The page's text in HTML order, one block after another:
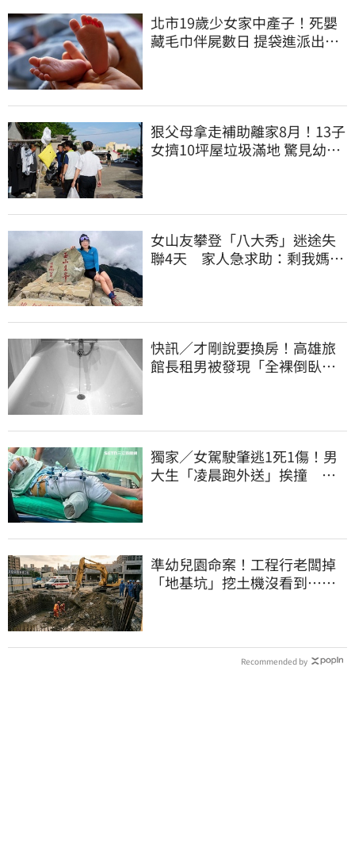
北市19歲少女家中產子！死嬰
藏毛巾伴屍數日 提袋進派出所
狠父母拿走補助離家8月！13子
女擠10坪屋垃圾滿地 驚見幼童
女山友攀登「八大秀」迷途失
聯4天 家人急求助：剩我媽還
快訊／才剛說要換房！高雄旅
館長租男被發現「全裸倒臥浴
獨家／女駕駛肇逃1死1傷！男
大生「凌晨跑外送」挨撞 媽
準幼兒園命案！工程行老闆掉
「地基坑」挖土機沒看到…下
Recommended by